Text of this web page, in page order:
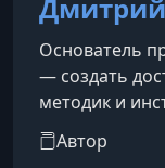
Основатель
— создать
методик и
ориентирован
Автор